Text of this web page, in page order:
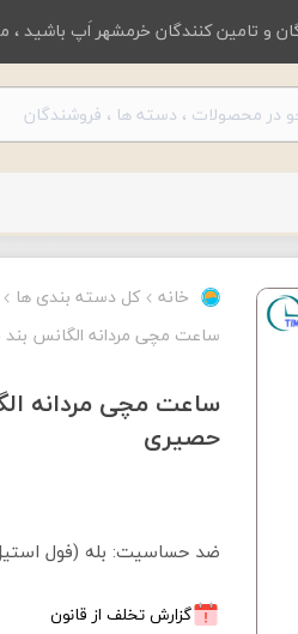
و تامین کنندگان خرمشهر اَپ باشید ،
خانه کل دسته بندی ها
ساعت مچی مردانه الگانس
ساعت مچی مردانه
حصیری
ضد حساسیت: بله (فول
گزارش تخلف از قانون